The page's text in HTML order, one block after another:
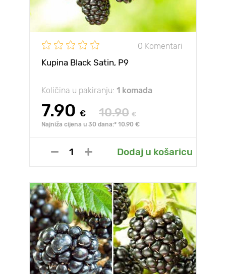
0 Komentari
Kupina Black Satin, Р9
Količina u pakiranju: 1 komada
7.90 € 10.90 €
Najniža cijena u 30 dana:* 10.90 €
Dodaj u košaricu